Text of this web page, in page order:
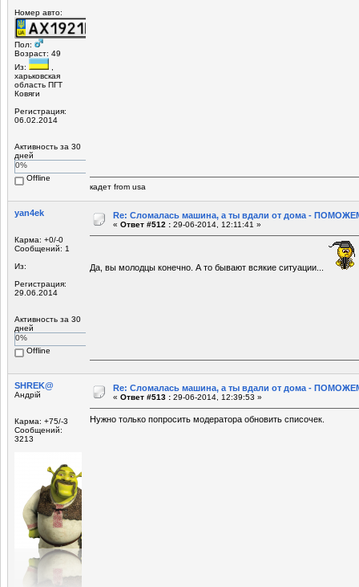
Номер авто:
Пол:
Возраст: 49
Из:
,
харьковская
область ПГТ
Ковяги
Регистрация:
06.02.2014
Активность за 30
дней
0%
Offline
кадет from usa
yan4ek
Карма: +0/-0
Сообщений: 1
Из:
Регистрация:
29.06.2014
Активность за 30
дней
0%
Offline
Re: Сломалась машина, а ты вдали от дома -
« Ответ #512 : 29-06-2014, 12:11:41 »
Да, вы молодцы конечно. А то бывают всякие ситуации...
SHREK@
Андрій
Карма: +75/-3
Сообщений:
3213
Re: Сломалась машина, а ты вдали от дома -
« Ответ #513 : 29-06-2014, 12:39:53 »
Нужно только попросить модератора обновить списочек.